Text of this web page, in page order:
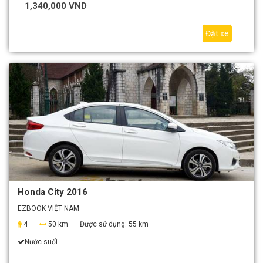
1,340,000 VND
Đặt xe
Honda City 2016
EZBOOK VIỆT NAM
4
50 km Được sử dụng: 55 km
Nước suối